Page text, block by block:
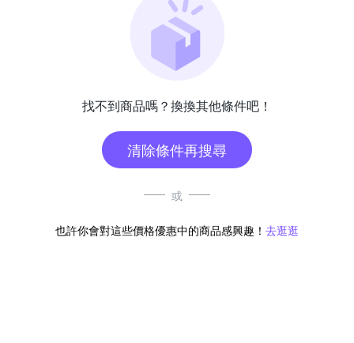
找不到商品嗎？換換其他條件吧！
清除條件再搜尋
或
也許你會對這些價格優惠中的商品感興趣！ 去逛逛